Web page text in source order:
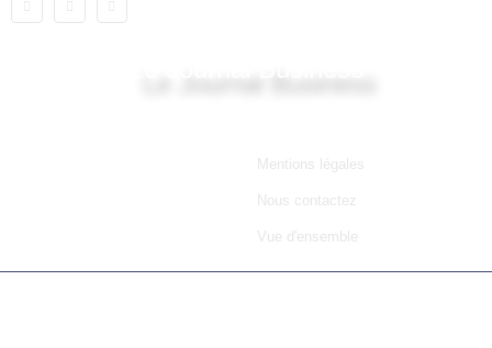
Mentions légales
Nous contactez
Vue d'ensemble